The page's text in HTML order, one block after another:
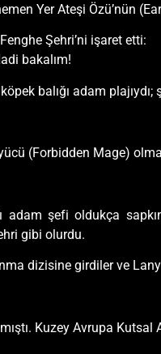
Yer Ateşi Özü’nün
Şehri’ni işaret etti:
bakalım!
balığı adam
(Forbidden Mage)
şefi oldukça
gibi olurdu.
dizisine girdiler ve
Kuzey Avrupa Kutsal